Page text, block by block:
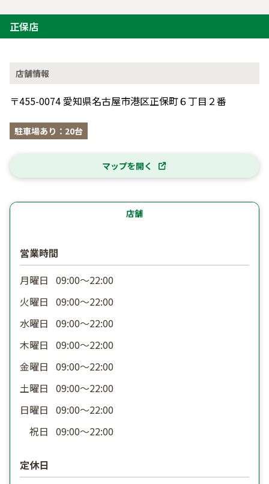
正保店
店舗情報
〒455-0074 愛知県名古屋市港区正保町６丁目２番
駐車場あり：20台
マップを開く
店舗
営業時間
月曜日 09:00〜22:00
火曜日 09:00〜22:00
水曜日 09:00〜22:00
木曜日 09:00〜22:00
金曜日 09:00〜22:00
土曜日 09:00〜22:00
日曜日 09:00〜22:00
祝日 09:00〜22:00
定休日